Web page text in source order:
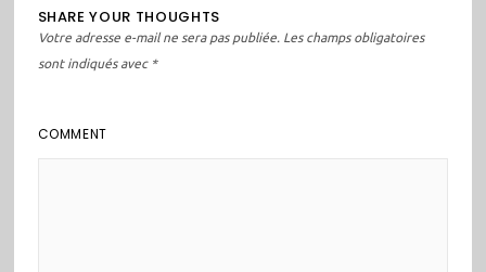
SHARE YOUR THOUGHTS
Votre adresse e-mail ne sera pas publiée. Les champs obligatoires
sont indiqués avec *
COMMENT